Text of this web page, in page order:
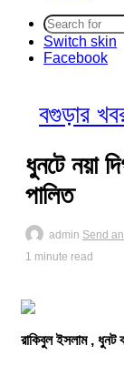
Switch skin
Facebook
বগুড়ার
ধুনটে নয়া
পালিত
admin Send
1 minute read
রাকিবুল ইসলাম , ধুনট